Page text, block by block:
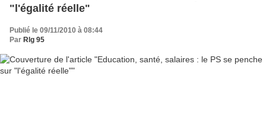
"l'égalité réelle"
Publié le 09/11/2010 à 08:44
Par Rlg 95